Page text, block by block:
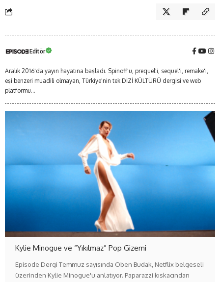
Editör
Aralık 2016'da yayın hayatına başladı. Spinoff'u, prequel'i, sequel'i, remake'i,
eşi benzeri muadili olmayan, Türkiye'nin tek DİZİ KÜLTÜRÜ dergisi ve web
platformu...
Kylie Minogue ve “Yıkılmaz” Pop Gizemi
Episode Dergi Temmuz sayısında Oben Budak, Netflix belgeseli
üzerinden Kylie Minogue'u anlatıyor. Paparazzi kıskacından